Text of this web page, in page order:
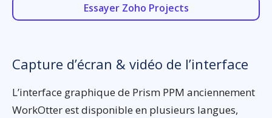
Essayer Zoho Projects
Capture d’écran & vidéo de l’interface
L’interface graphique de Prism PPM anciennement
WorkOtter est disponible en plusieurs langues,